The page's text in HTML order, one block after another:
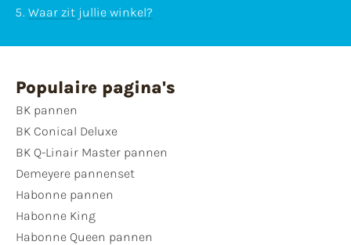
Waar zit jullie winkel?
Populaire pagina's
BK pannen
BK Conical Deluxe
BK Q-Linair Master pannen
Demeyere pannenset
Habonne pannen
Habonne King
Habonne Queen pannen